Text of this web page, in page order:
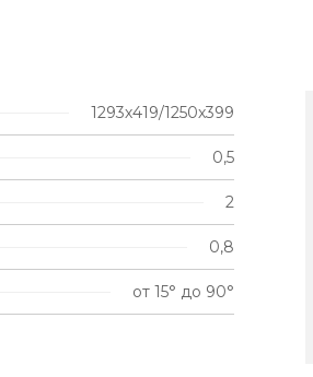
1293х419/1250х399
0,5
2
0,8
от 15° до 90°